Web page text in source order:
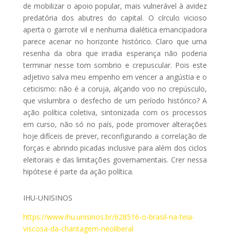
de mobilizar o apoio popular, mais vulnerável à avidez
predatória dos abutres do capital. O círculo vicioso
aperta o garrote vil e nenhuma dialética emancipadora
parece acenar no horizonte histórico. Claro que uma
resenha da obra que irradia esperança não poderia
terminar nesse tom sombrio e crepuscular. Pois este
adjetivo salva meu empenho em vencer a angústia e o
ceticismo: não é a coruja, alçando voo no crepúsculo,
que vislumbra o desfecho de um período histórico? A
ação política coletiva, sintonizada com os processos
em curso, não só no país, pode promover alterações
hoje difíceis de prever, reconfigurando a correlação de
forças e abrindo picadas inclusive para além dos ciclos
eleitorais e das limitações governamentais. Crer nessa
hipótese é parte da ação política.
IHU-UNISINOS
https://www.ihu.unisinos.br/628516-o-brasil-na-teia-
viscosa-da-chantagem-neoliberal